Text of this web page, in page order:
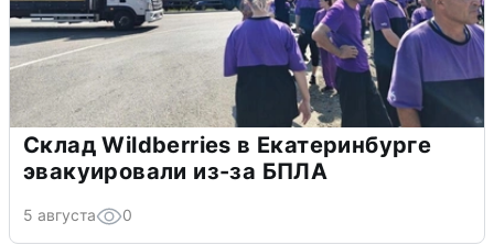
Склад Wildberries в Екатеринбурге
эвакуировали из-за БПЛА
5 августа 0